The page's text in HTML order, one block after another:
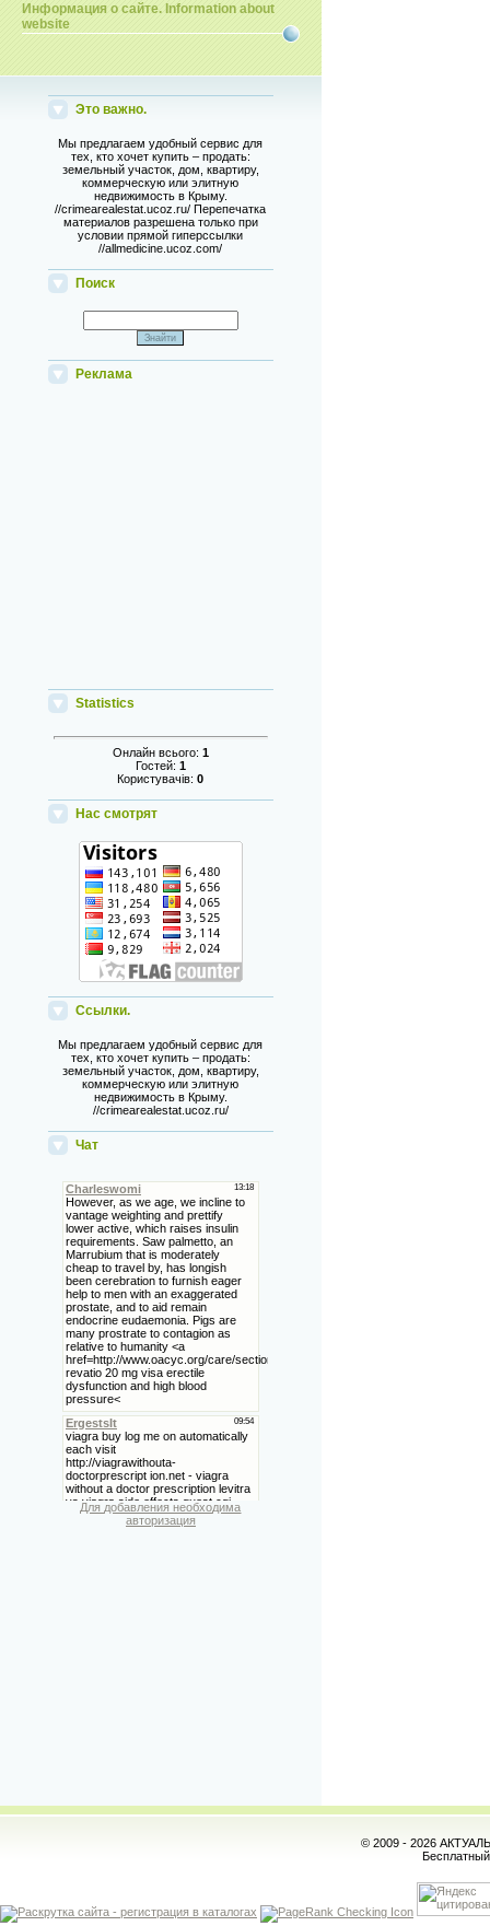
Информация о сайте. Information about
website
Это важно.
Мы предлагаем удобный сервис для
тех, кто хочет купить – продать:
земельный участок, дом, квартиру,
коммерческую или элитную
недвижимость в Крыму.
//crimearealestat.ucoz.ru/ Перепечатка
материалов разрешена только при
условии прямой гиперссылки
//allmedicine.ucoz.com/
Поиск
Реклама
Statistics
Онлайн всього: 1
Гостей: 1
Користувачів:0
Нас смотрят
Ссылки.
Мы предлагаем удобный сервис для
тех, кто хочет купить – продать:
земельный участок, дом, квартиру,
коммерческую или элитную
недвижимость в Крыму.
//crimearealestat.ucoz.ru/
Чат
Для добавления необходима
авторизация
© 2009 - 2026